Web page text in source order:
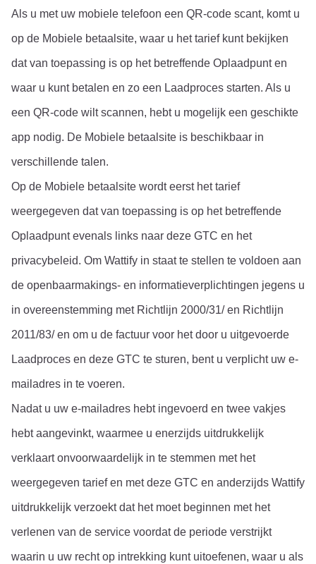
Als u met uw mobiele telefoon een QR-code scant, komt u
op de Mobiele betaalsite, waar u het tarief kunt bekijken
dat van toepassing is op het betreffende Oplaadpunt en
waar u kunt betalen en zo een Laadproces starten. Als u
een QR-code wilt scannen, hebt u mogelijk een geschikte
app nodig. De Mobiele betaalsite is beschikbaar in
verschillende talen.
Op de Mobiele betaalsite wordt eerst het tarief
weergegeven dat van toepassing is op het betreffende
Oplaadpunt evenals links naar deze GTC en het
privacybeleid. Om Wattify in staat te stellen te voldoen aan
de openbaarmakings- en informatieverplichtingen jegens u
in overeenstemming met Richtlijn 2000/31/ en Richtlijn
2011/83/ en om u de factuur voor het door u uitgevoerde
Laadproces en deze GTC te sturen, bent u verplicht uw e-
mailadres in te voeren.
Nadat u uw e-mailadres hebt ingevoerd en twee vakjes
hebt aangevinkt, waarmee u enerzijds uitdrukkelijk
verklaart onvoorwaardelijk in te stemmen met het
weergegeven tarief en met deze GTC en anderzijds Wattify
uitdrukkelijk verzoekt dat het moet beginnen met het
verlenen van de service voordat de periode verstrijkt
waarin u uw recht op intrekking kunt uitoefenen, waar u als